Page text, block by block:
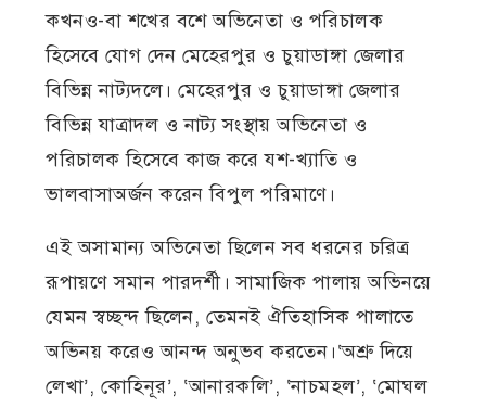
কখনও-বা শখের বশে অভিনেতা ও পরিচালক
হিসেবে যোগ দেন মেহেরপুর ও চুয়াডাঙ্গা জেলার
বিভিন্ন নাট্যদলে। মেহেরপুর ও চুয়াডাঙ্গা জেলার
বিভিন্ন যাত্রাদল ও নাট্য সংস্থায় অভিনেতা ও
পরিচালক হিসেবে কাজ করে যশ-খ্যাতি ও
ভালবাসাঅর্জন করেন বিপুল পরিমাণে।
এই অসামান্য অভিনেতা ছিলেন সব ধরনের চরিত্র
রূপায়ণে সমান পারদর্শী। সামাজিক পালায় অভিনয়ে
যেমন স্বচ্ছন্দ ছিলেন, তেমনই ঐতিহাসিক পালাতে
অভিনয় করেও আনন্দ অনুভব করতেন।‘অশ্রু দিয়ে
লেখা’, কোহিনূর’, ‘আনারকলি’, ‘নাচমহল’, ‘মোঘল